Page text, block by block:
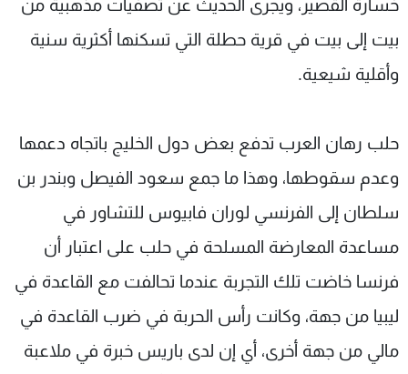
خسارة القصير، ويجرى الحديث عن تصفيات مذهبية من
بيت إلى بيت في قرية حطلة التي تسكنها أكثرية سنية
وأقلية شيعية.
حلب رهان العرب تدفع بعض دول الخليج باتجاه دعمها
وعدم سقوطها، وهذا ما جمع سعود الفيصل وبندر بن
سلطان إلى الفرنسي لوران فابيوس للتشاور في
مساعدة المعارضة المسلحة في حلب على اعتبار أن
فرنسا خاضت تلك التجربة عندما تحالفت مع القاعدة في
ليبيا من جهة، وكانت رأس الحربة في ضرب القاعدة في
مالي من جهة أخرى، أي إن لدى باريس خبرة في ملاعبة